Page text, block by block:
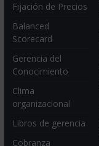
Fijación de Precios
Balanced
Scorecard
Gerencia del
Conocimiento
Clima
organizacional
Libros de gerencia
Cobranza